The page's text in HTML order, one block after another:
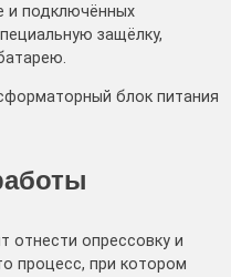
и подключённых
защёлку,
блок питания
отнести опрессовку и
процесс, при котором